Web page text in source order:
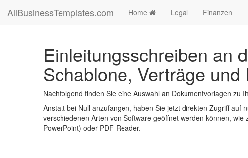
AllBusinessTemplates.com Home Legal Finanzen
Einleitungsschreiben an
Schablone, Verträge und
Nachfolgend finden Sie eine Auswahl an Dokumentvorlagen zu
Anstatt bei Null anzufangen, haben Sie jetzt direkten Zugriff auf
verschiedenen Arten von Software geöffnet werden können,
PowerPoint) oder PDF-Reader.